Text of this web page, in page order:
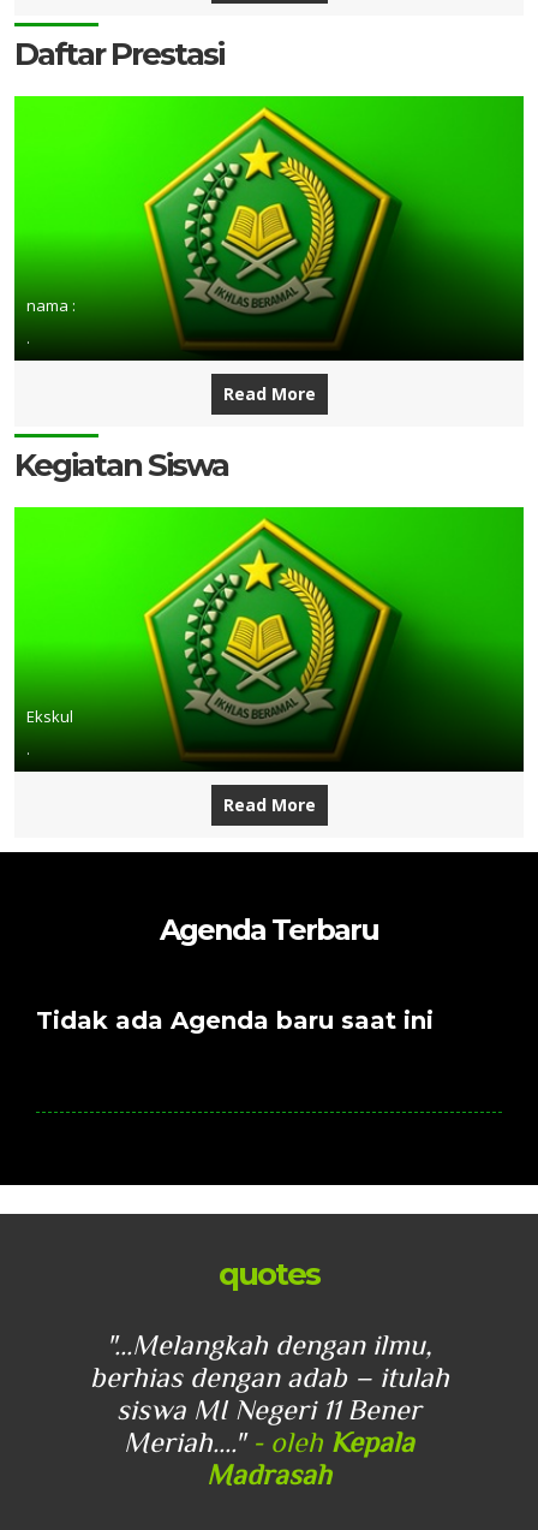
Daftar Prestasi
nama :
.
Read More
Kegiatan Siswa
Ekskul
.
Read More
Agenda Terbaru
Tidak ada Agenda baru saat ini
quotes
"...Melangkah dengan ilmu,
berhias dengan adab – itulah
siswa MI Negeri 11 Bener
Meriah...." - oleh Kepala
Madrasah